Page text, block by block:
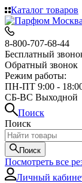
Каталог товаров
8-800-707-68-44
Бесплатный
Обратный звонок
Режим работы:
ПН-ПТ 9:00 -
СБ-ВС Выходной
Поиск
Поиск
Поиск
Посмотреть все
Личный